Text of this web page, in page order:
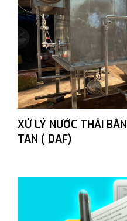
XỬ LÝ NƯỚC THẢI
TAN ( DAF)